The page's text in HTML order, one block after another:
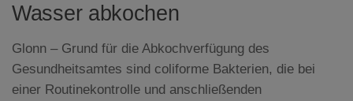
Wasser abkochen
Glonn – Grund für die Abkochverfügung des
Gesundheitsamtes sind coliforme Bakterien, die bei
einer Routinekontrolle und anschließenden